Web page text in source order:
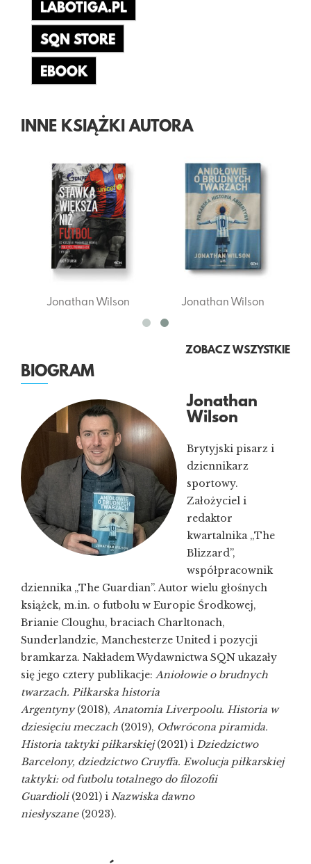
LABOTIGA.PL
SQN STORE
EBOOK
INNE KSIĄŻKI AUTORA
Jonathan Wilson Jonathan Wilson
ZOBACZ WSZYSTKIE
BIOGRAM
Jonathan
Wilson
Brytyjski pisarz i
dziennikarz
sportowy.
Założyciel i
redaktor
kwartalnika „The
Blizzard”,
współpracownik
dziennika „The Guardian”. Autor wielu głośnych
książek, m.in. o futbolu w Europie Środkowej,
Brianie Cloughu, braciach Charltonach,
Sunderlandzie, Manchesterze United i pozycji
bramkarza. Nakładem Wydawnictwa SQN ukazały
się jego cztery publikacje: Aniołowie o brudnych
twarzach. Piłkarska historia
Argentyny(2018), Anatomia Liverpoolu. Historia w
dziesięciu meczach (2019), Odwrócona piramida.
Historia taktyki piłkarskiej(2021) i Dziedzictwo
Barcelony, dziedzictwo Cruyffa. Ewolucja piłkarskiej
taktyki: od futbolu totalnego do filozofii
Guardioli(2021) i Nazwiska dawno
niesłyszane(2023).